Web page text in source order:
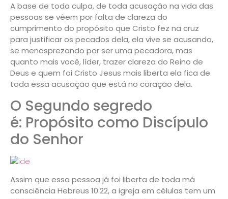
A base de toda culpa, de toda acusação na vida das
pessoas se vêem por falta de clareza do
cumprimento do propósito que Cristo fez na cruz
para justificar os pecados dela, ela vive se acusando,
se menosprezando por ser uma pecadora, mas
quanto mais você, líder, trazer clareza do Reino de
Deus e quem foi Cristo Jesus mais liberta ela fica de
toda essa acusação que está no coração dela.
O Segundo segredo
é: Propósito como Discípulo
do Senhor
Assim que essa pessoa já foi liberta de toda má
consciência Hebreus 10:22,a igreja em células tem um